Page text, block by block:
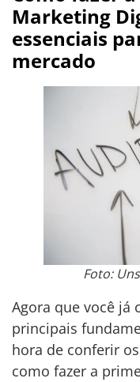
Marketing
essenciais
mercado
Foto:
Agora que você já
principais
hora de conferir
como fazer a